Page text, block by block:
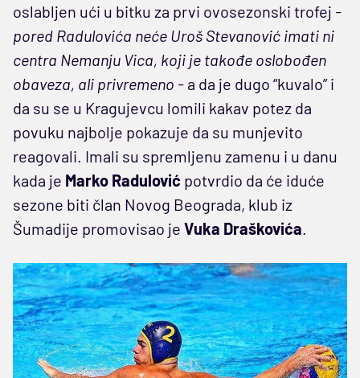
oslabljen ući u bitku za prvi ovosezonski trofej -
pored Radulovića neće Uroš Stevanović imati ni
centra Nemanju Vica, koji je takođe oslobođen
obaveza, ali privremeno - a da je dugo “kuvalo” i
da su se u Kragujevcu lomili kakav potez da
povuku najbolje pokazuje da su munjevito
reagovali. Imali su spremljenu zamenu i u danu
kada je Marko Radulović potvrdio da će iduće
sezone biti član Novog Beograda, klub iz
Šumadije promovisao je Vuka Draškovića